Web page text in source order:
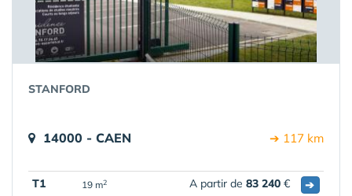
STANFORD
14000 - CAEN ➔ 117 km
T1 19 m2 A partir de 83 240 € ➔